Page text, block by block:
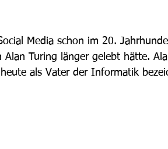
Media schon im 20.
Turing länger gelebt hätte.
als Vater der Informatik